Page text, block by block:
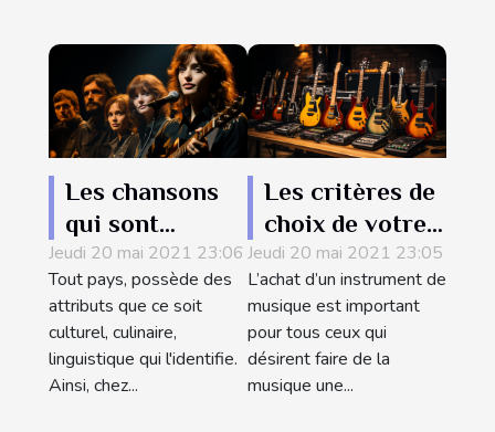
Les chansons
qui sont
entrées dans
l'histoire du
Pays basque
Jeudi 20 mai 2021 23:06
Tout pays, possède des
attributs que ce soit
culturel, culinaire,
linguistique qui l'identifie.
Ainsi, chez...
Les critères de
choix de votre
premier
instrument de
musique
Jeudi 20 mai 2021 23:05
L’achat d’un instrument de
musique est important
pour tous ceux qui
désirent faire de la
musique une...